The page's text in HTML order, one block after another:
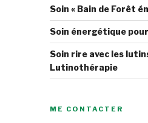
Soin « Bain de Forêt
Soin énergétique
Soin rire avec les
Lutinothérapie
ME CONTACTER